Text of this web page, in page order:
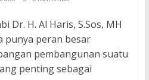
Dr. H. Al Haris, S.Sos, MH
punya peran besar
pembangunan suatu
penting sebagai